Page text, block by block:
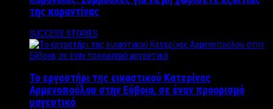
της καραντίνας
SUCCESS STORIES
Το εργαστήρι της εικαστικού Κατερίνας
Αρμενοπούλου στην Εύβοια, σε έναν προορισμό
μαγευτικό